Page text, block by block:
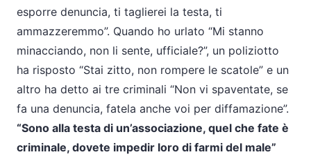
esporre denuncia, ti taglierei la testa, ti
ammazzeremmo”. Quando ho urlato “Mi stanno
minacciando, non li sente, ufficiale?”, un poliziotto
ha risposto “Stai zitto, non rompere le scatole” e un
altro ha detto ai tre criminali “Non vi spaventate, se
fa una denuncia, fatela anche voi per diffamazione”.
“Sono alla testa di un’associazione, quel che fate è
criminale, dovete impedir loro di farmi del male”